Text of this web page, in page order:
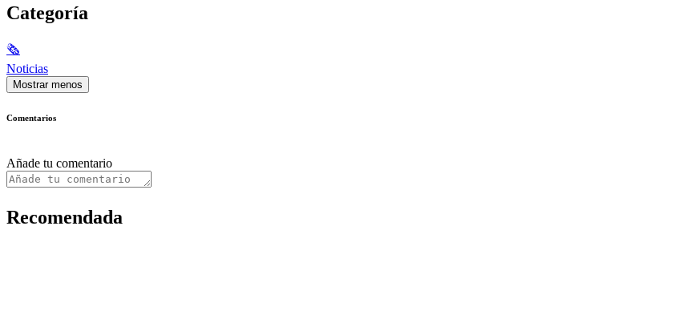
Categoría
🗞
Noticias
Mostrar menos
Comentarios
Añade tu comentario
Recomendada